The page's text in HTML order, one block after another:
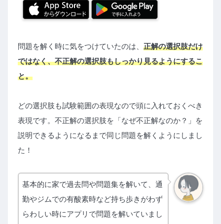
問題を解く時に気をつけていたのは、 正解の選択肢だけ
ではなく、不正解の選択肢もしっかり見るようにするこ
と。
どの選択肢も試験範囲の表現なので頭に入れておくべき
表現です。不正解の選択肢を「なぜ不正解なのか？」を
説明できるようになるまで同じ問題を解くようにしまし
た！
基本的に家で過去問や問題集を解いて、通
勤やジムでの有酸素時など持ち歩きがわず
らわしい時にアプリで問題を解いていまし